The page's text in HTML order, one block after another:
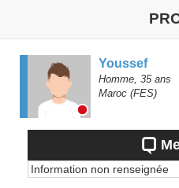
Youssef
Homme, 35ans
Maroc (FES)
Information non renseignée